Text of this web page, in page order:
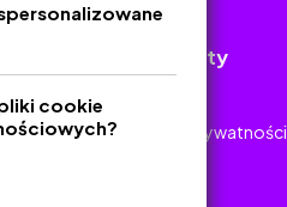
Dokumenty
Polityka Prywatności
cookie